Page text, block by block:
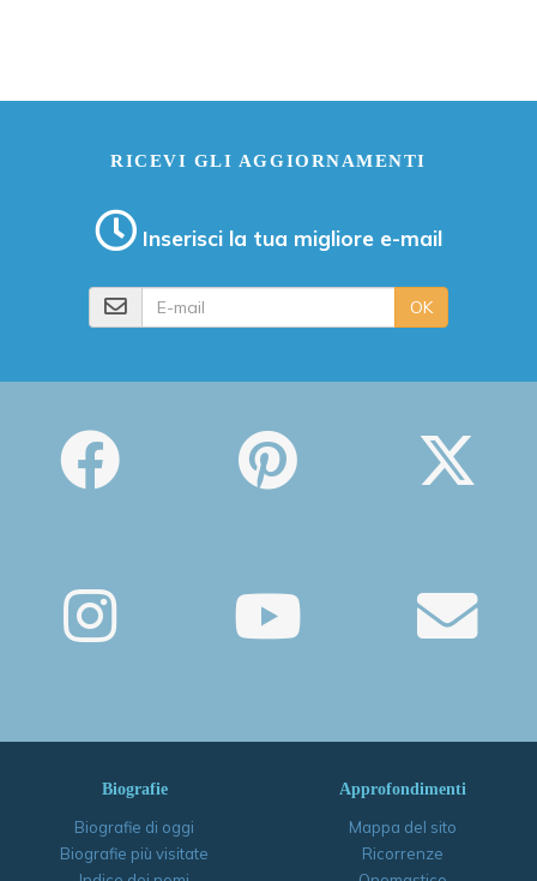
RICEVI GLI AGGIORNAMENTI
Inserisci la tua migliore e-mail
OK
Biografie
Biografie di oggi
Biografie più visitate
Approfondimenti
Mappa del sito
Ricorrenze